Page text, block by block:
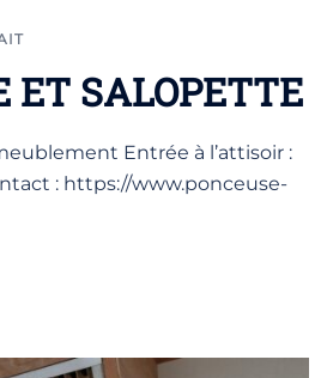
ET SALOPETTE
Entrée à l’attisoir :
: https://www.ponceuse-